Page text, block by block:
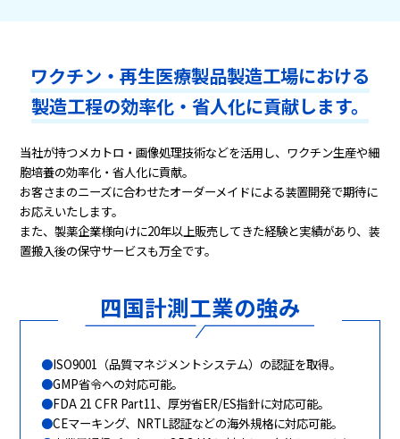
ワクチン・再生医療製品製造工場における
製造工程の効率化・省人化に貢献します。
当社が持つメカトロ・画像処理技術などを活用し、ワクチン生産や細
胞培養の効率化・省人化に貢献。
お客さまのニーズに合わせたオーダーメイドによる装置開発で期待に
お応えいたします。
また、製薬企業様向けに20年以上販売してきた経験と実績があり、装
置搬入後の保守サービスも万全です。
四国計測工業の強み
ISO9001（品質マネジメントシステム）の認証を取得。
GMP省令への対応可能。
FDA 21 CFR Part11、厚労省ER/ES指針に対応可能。
CEマーキング、NRTL認証などの海外規格に対応可能。